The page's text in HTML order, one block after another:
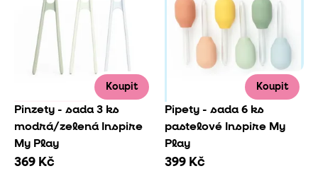
Koupit
Pinzety - sada 3 ks
modrá/zelená Inspire
My Play
369 Kč
Koupit
Pipety - sada 6 ks
pastelové Inspire My
Play
399 Kč